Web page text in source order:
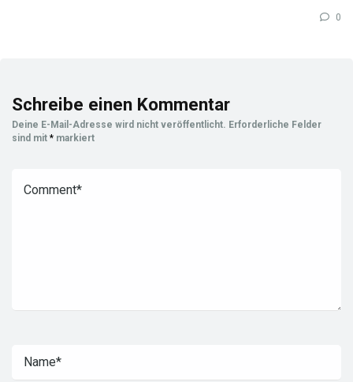
0
Schreibe einen Kommentar
Deine E-Mail-Adresse wird nicht veröffentlicht. Erforderliche Felder
sind mit * markiert